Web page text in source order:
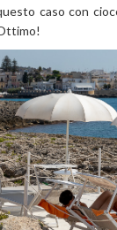
caso con